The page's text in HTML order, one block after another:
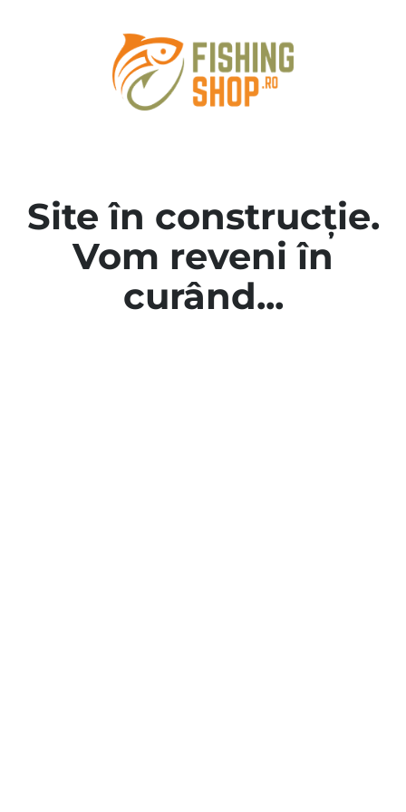
Site în construcție.
Vom reveni în
curând...